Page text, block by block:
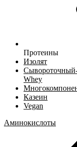
Протеины
Изолят
Whey
Казеин
Vegan
Аминокислоты